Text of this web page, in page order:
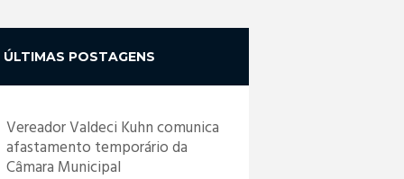
ÚLTIMAS POSTAGENS
Vereador Valdeci Kuhn comunica
afastamento temporário da
Câmara Municipal